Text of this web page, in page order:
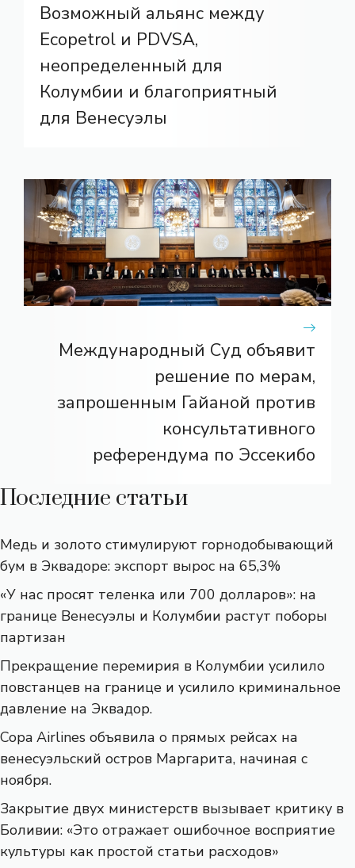
Возможный альянс между
Ecopetrol и PDVSA,
неопределенный для
Колумбии и благоприятный
для Венесуэлы
Международный Суд объявит
решение по мерам,
запрошенным Гайаной против
консультативного
референдума по Эссекибо
Последние статьи
Медь и золото стимулируют горнодобывающий
бум в Эквадоре: экспорт вырос на 65,3%
«У нас просят теленка или 700 долларов»: на
границе Венесуэлы и Колумбии растут поборы
партизан
Прекращение перемирия в Колумбии усилило
повстанцев на границе и усилило криминальное
давление на Эквадор.
Copa Airlines объявила о прямых рейсах на
венесуэльский остров Маргарита, начиная с
ноября.
Закрытие двух министерств вызывает критику в
Боливии: «Это отражает ошибочное восприятие
культуры как простой статьи расходов»